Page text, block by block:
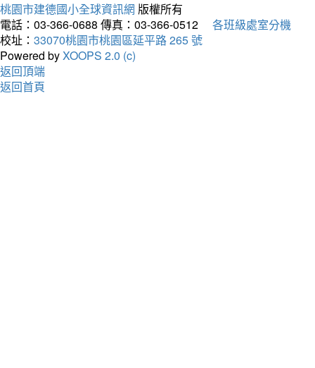
桃園市建德國小全球資訊網 版權所有
電話：03-366-0688 傳真：03-366-0512
各班級處室分機
校址： 33070桃園市桃園區延平路 265 號
Powered byXOOPS 2.0 (c)
返回頂端
返回首頁